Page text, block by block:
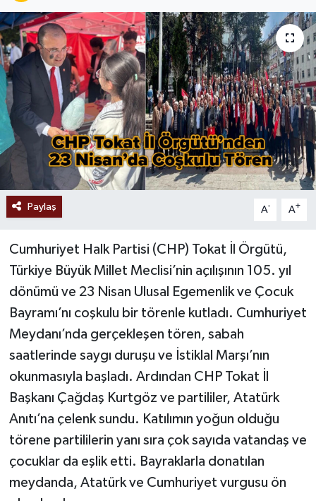
Paylaş A- A+
Cumhuriyet Halk Partisi (CHP) Tokat İl Örgütü,
Türkiye Büyük Millet Meclisi’nin açılışının 105. yıl
dönümü ve 23 Nisan Ulusal Egemenlik ve Çocuk
Bayramı’nı coşkulu bir törenle kutladı. Cumhuriyet
Meydanı’nda gerçekleşen tören, sabah
saatlerinde saygı duruşu ve İstiklal Marşı’nın
okunmasıyla başladı. Ardından CHP Tokat İl
Başkanı Çağdaş Kurtgöz ve partililer, Atatürk
Anıtı’na çelenk sundu. Katılımın yoğun olduğu
törene partililerin yanı sıra çok sayıda vatandaş ve
çocuklar da eşlik etti. Bayraklarla donatılan
meydanda, Atatürk ve Cumhuriyet vurgusu ön